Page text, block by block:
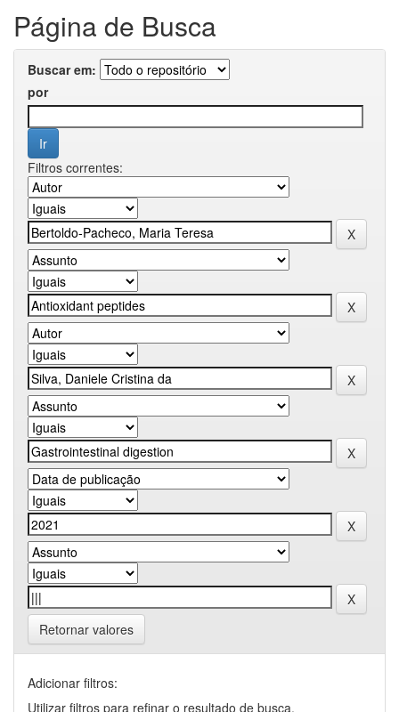
Página de Busca
Buscar em:
por
Filtros correntes:
Retornar valores
Adicionar filtros:
Utilizar filtros para refinar o resultado de busca.